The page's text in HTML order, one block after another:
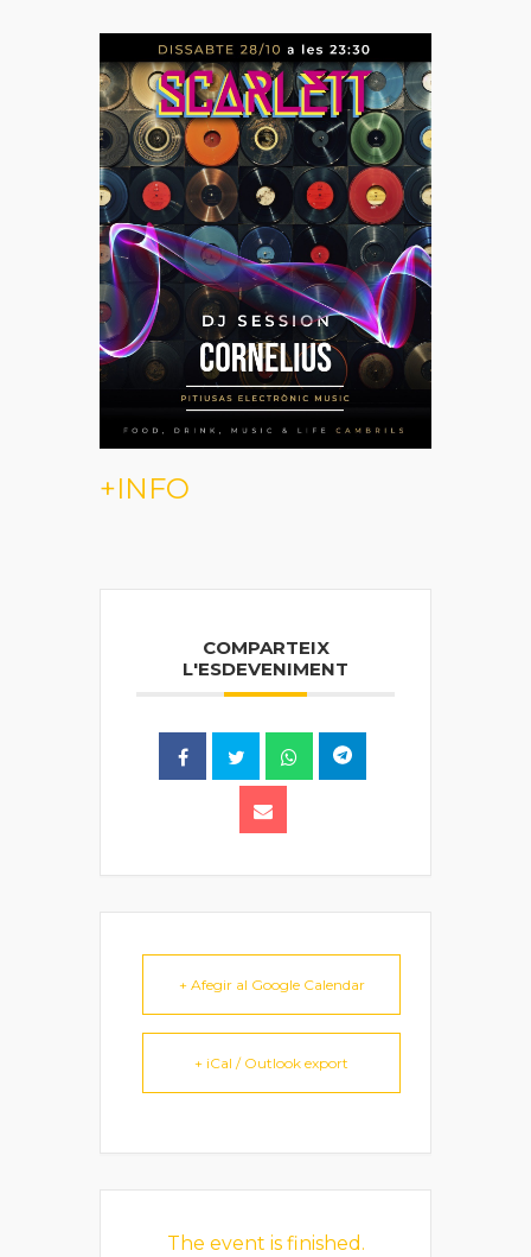
+INFO
COMPARTEIX
L'ESDEVENIMENT
+ Afegir al Google Calendar
+ iCal / Outlook export
The event is finished.